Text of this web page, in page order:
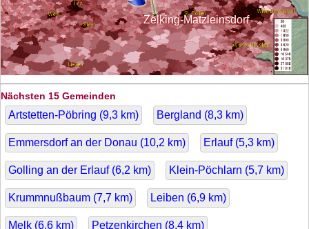
Zelking-Matzleinsdorf
Nächsten 15 Gemeinden
Artstetten-Pöbring (9,3 km) Bergland (8,3 km)
Emmersdorf an der Donau (10,2 km) Erlauf (5,3 km)
Golling an der Erlauf (6,2 km) Klein-Pöchlarn (5,7 km)
Krummnußbaum (7,7 km) Leiben (6,9 km)
Melk (6,6 km) Petzenkirchen (8,4 km)